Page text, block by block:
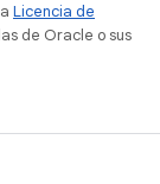
Licencia de
de Oracle o sus